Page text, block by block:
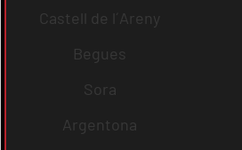
Castell de l´Areny
Begues
Sora
Argentona